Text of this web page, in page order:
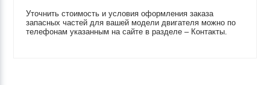
Уточнить стоимость и условия оформления заказа
запасных частей для вашей модели двигателя можно по
телефонам указанным на сайте в разделе – Контакты.